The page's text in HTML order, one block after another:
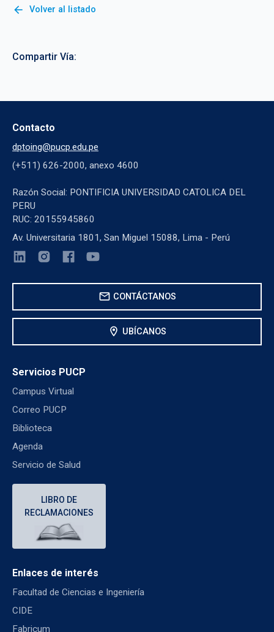
arrow_back Volver al listado
Compartir Vía:
Contacto
dptoing@pucp.edu.pe
(+511) 626-2000, anexo 4600
Razón Social: PONTIFICIA UNIVERSIDAD CATOLICA DEL
PERU
RUC: 20155945860
Av. Universitaria 1801, San Miguel 15088, Lima - Perú
mail CONTÁCTANOS
location_on UBÍCANOS
Servicios PUCP
Campus Virtual
Correo PUCP
Biblioteca
Agenda
Servicio de Salud
LIBRO DE
RECLAMACIONES
Enlaces de interés
Facultad de Ciencias e Ingeniería
CIDE
Fabricum